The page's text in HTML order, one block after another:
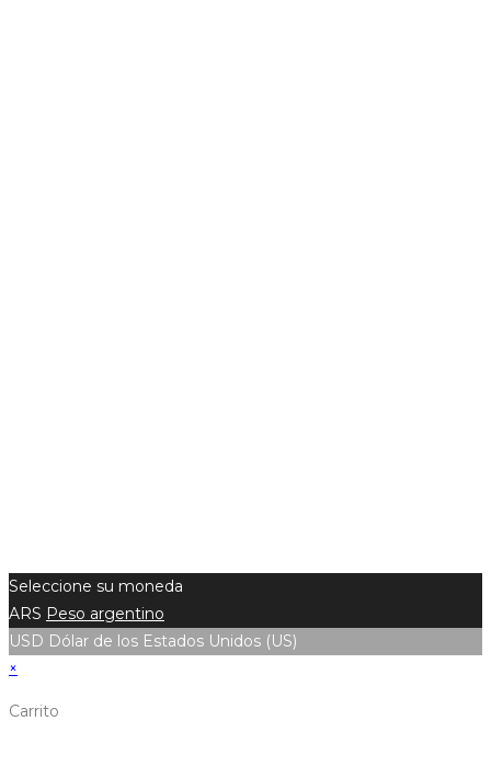
Seleccione su moneda
ARS Peso argentino
USD Dólar de los Estados Unidos (US)
×
Carrito